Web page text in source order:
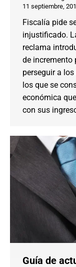
11 septiembre,
Fiscalía pide
injustificado.
reclama
de
perseguir a
los que se
económica
con sus
Guía de